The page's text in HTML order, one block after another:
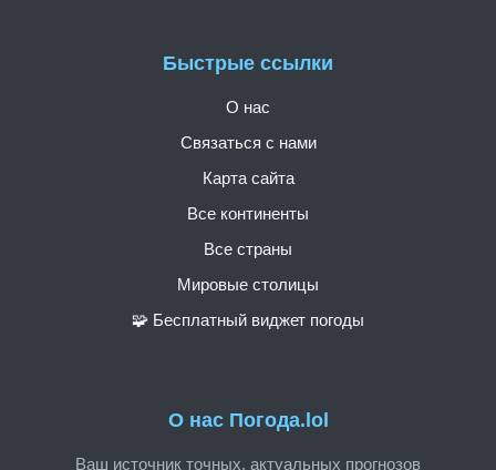
О нас Погода.lol
Ваш источник точных, актуальных прогнозов
Быстрые ссылки
О нас
Связаться с нами
Карта сайта
Все континенты
Все страны
Мировые столицы
🧩 Бесплатный виджет погоды